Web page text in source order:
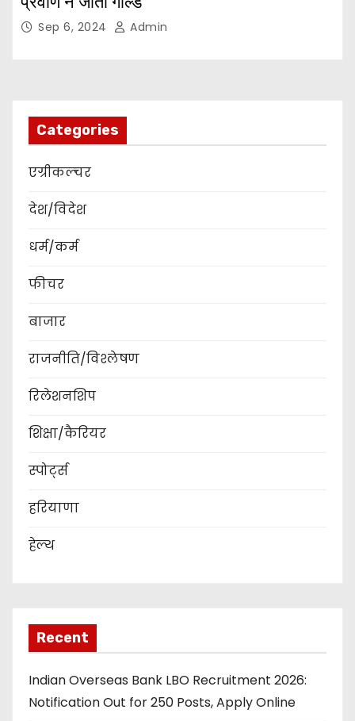
Sep 6, 2024 Admin
Categories
एग्रीकल्चर
देश/विदेश
धर्म/कर्म
फीचर
बाजार
राजनीति/विश्लेषण
रिलेशनशिप
शिक्षा/कैरियर
स्पोर्ट्स
हरियाणा
हेल्थ
Recent
Indian Overseas Bank LBO Recruitment 2026:
Notification Out for 250 Posts, Apply Online